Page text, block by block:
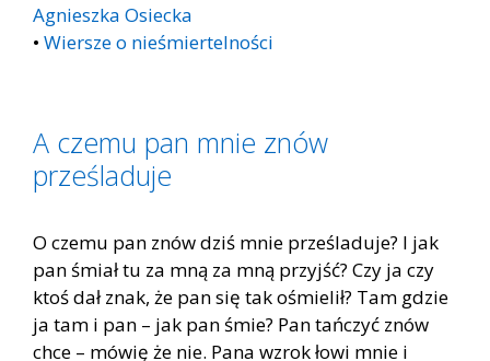
Agnieszka Osiecka
• Wiersze o nieśmiertelności
A czemu pan mnie znów
prześladuje
O czemu pan znów dziś mnie prześladuje? I jak
pan śmiał tu za mną za mną przyjść? Czy ja czy
ktoś dał znak, że pan się tak ośmielił? Tam gdzie
ja tam i pan – jak pan śmie? Pan tańczyć znów
chce – mówię że nie. Pana wzrok łowi mnie i